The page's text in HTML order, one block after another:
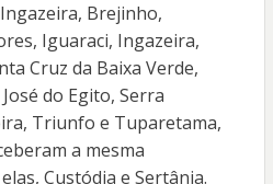
Brejinho,
Iguaraci, Ingazeira,
Cruz da Baixa Verde,
do Egito, Serra
Triunfo e Tuparetama,
a mesma
Custódia e Sertânia.